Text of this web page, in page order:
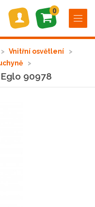
0
Vnitřní osvětlení
90978